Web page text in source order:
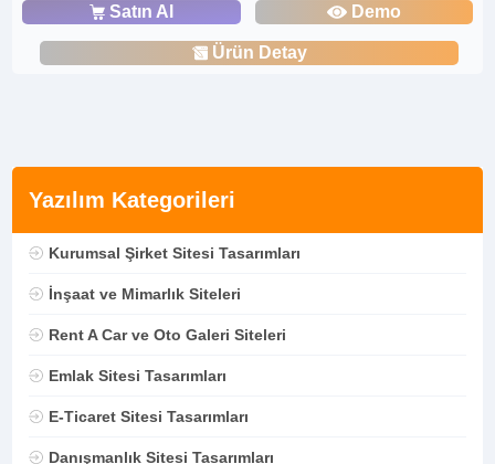
Yazılım Kategorileri
Kurumsal Şirket Sitesi Tasarımları
İnşaat ve Mimarlık Siteleri
Rent A Car ve Oto Galeri Siteleri
Emlak Sitesi Tasarımları
E-Ticaret Sitesi Tasarımları
Danışmanlık Sitesi Tasarımları
Satın Al Demo
Ürün Detay